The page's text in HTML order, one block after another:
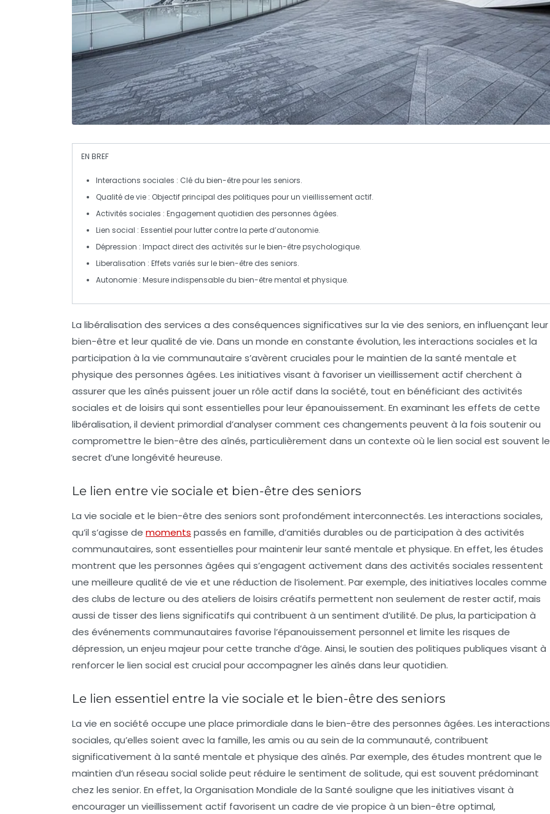
EN BREF
Interactions sociales : Clé du bien-être pour les seniors.
Qualité de vie : Objectif principal des politiques pour un vieillissement actif.
Activités sociales : Engagement quotidien des personnes âgées.
Lien social : Essentiel pour lutter contre la perte d’autonomie.
Dépression : Impact direct des activités sur le bien-être psychologique.
Liberalisation : Effets variés sur lebien-être des seniors.
Autonomie : Mesure indispensable du bien-être mental et physique.
La libéralisation des services a des conséquences significatives sur la vie des seniors, en influençant leur
bien-être et leurqualité de vie. Dans un monde en constante évolution, les interactions sociales et la
participation à la vie communautaire s’avèrent cruciales pour le maintien de la santé mentale et
physique des personnes âgées. Les initiatives visant à favoriser un vieillissement actif cherchent à
assurer que les aînés puissent jouer un rôle actif dans la société, tout en bénéficiant des activités
sociales et de loisirs qui sont essentielles pour leur épanouissement. En examinant les effets de cette
libéralisation, il devient primordial d’analyser comment ces changements peuvent à la fois soutenir ou
compromettre le bien-être des aînés, particulièrement dans un contexte où le lien social est souvent le
secret d’une longévité heureuse.
Le lien entre vie sociale et bien-être des seniors
La vie sociale et le bien-être des seniors sont profondément interconnectés. Les interactions sociales,
qu’il s’agisse de moments passés en famille, d’amitiés durables ou de participation à des activités
communautaires, sont essentielles pour maintenir leursanté mentale et physique. En effet, les études
montrent que les personnes âgées qui s’engagent activement dans des activités sociales ressentent
une meilleure qualité de vie et une réduction de l’isolement. Par exemple, des initiatives locales comme
des clubs de lecture ou des ateliers de loisirs créatifs permettent non seulement de rester actif, mais
aussi de tisser des liens significatifs qui contribuent à un sentiment d’utilité. De plus, la participation à
des événements communautaires favorise l’épanouissement personnel et limite les risques de
dépression, un enjeu majeur pour cette tranche d’âge. Ainsi, le soutien des politiques publiques visant à
renforcer le lien social est crucial pour accompagner les aînés dans leur quotidien.
Le lien essentiel entre la vie sociale et le bien-être des seniors
La vie en société occupe une place primordiale dans le bien-être des personnes âgées. Les interactions
sociales, qu’elles soient avec la famille, les amis ou au sein de la communauté, contribuent
significativement à la santé mentale et physique des aînés. Par exemple, des études montrent que le
maintien d’un réseau social solide peut réduire le sentiment de solitude, qui est souvent prédominant
chez les senior. En effet, la Organisation Mondiale de la Santé souligne que les initiatives visant à
encourager un vieillissement actif favorisent un cadre de vie propice à un bien-être optimal,